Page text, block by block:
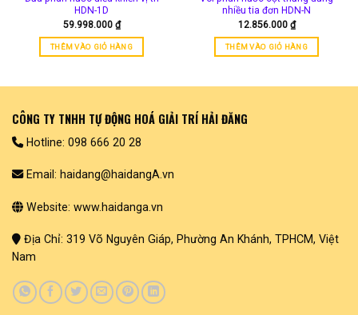
trên
trang
sản
phẩm
HDN-1D
59.998.000 ₫
THÊM VÀO GIỎ HÀNG
nhiều tia đơn HDN-N
12.856.000 ₫
THÊM VÀO GIỎ HÀNG
CÔNG TY TNHH TỰ ĐỘNG HOÁ GIẢI TRÍ HẢI ĐĂNG
Hotline: 098 666 20 28
Email: haidang@haidangA.vn
Website: www.haidanga.vn
Địa Chỉ: 319 Võ Nguyên Giáp, Phường An Khánh, TPHCM, Việt
Nam